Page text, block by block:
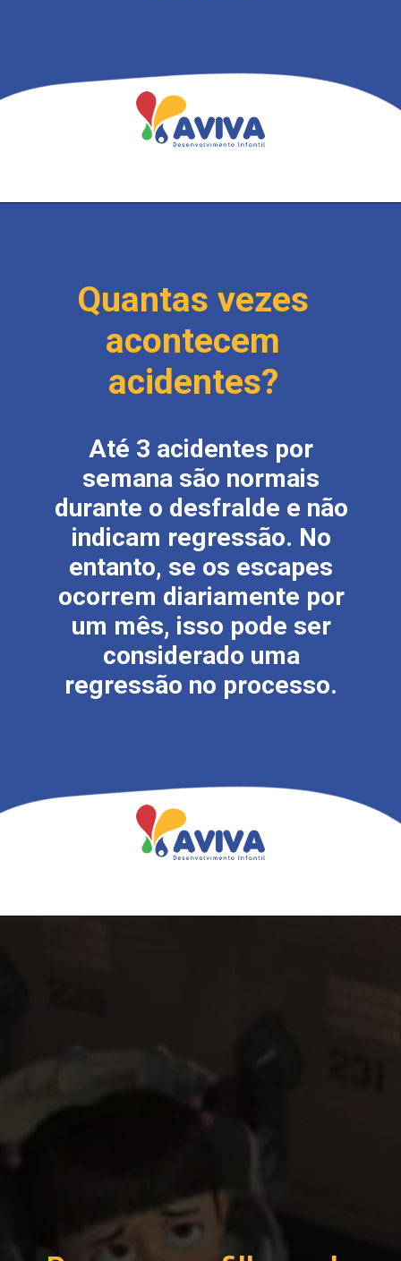
Até 3 acidentes por
semana são normais
durante o desfralde e não
indicam regressão. No
entanto, se os escapes
ocorrem diariamente por
um mês, isso pode ser
considerado uma
regressão no processo.
Quantas vezes
acontecem
acidentes?